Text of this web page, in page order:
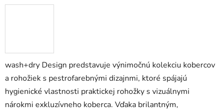
wash+dry Design predstavuje výnimočnú kolekciu kobercov
a rohožiek s pestrofarebnými dizajnmi, ktoré spájajú
hygienické vlastnosti praktickej rohožky s vizuálnymi
nárokmi exkluzívneho koberca. Vďaka brilantným,